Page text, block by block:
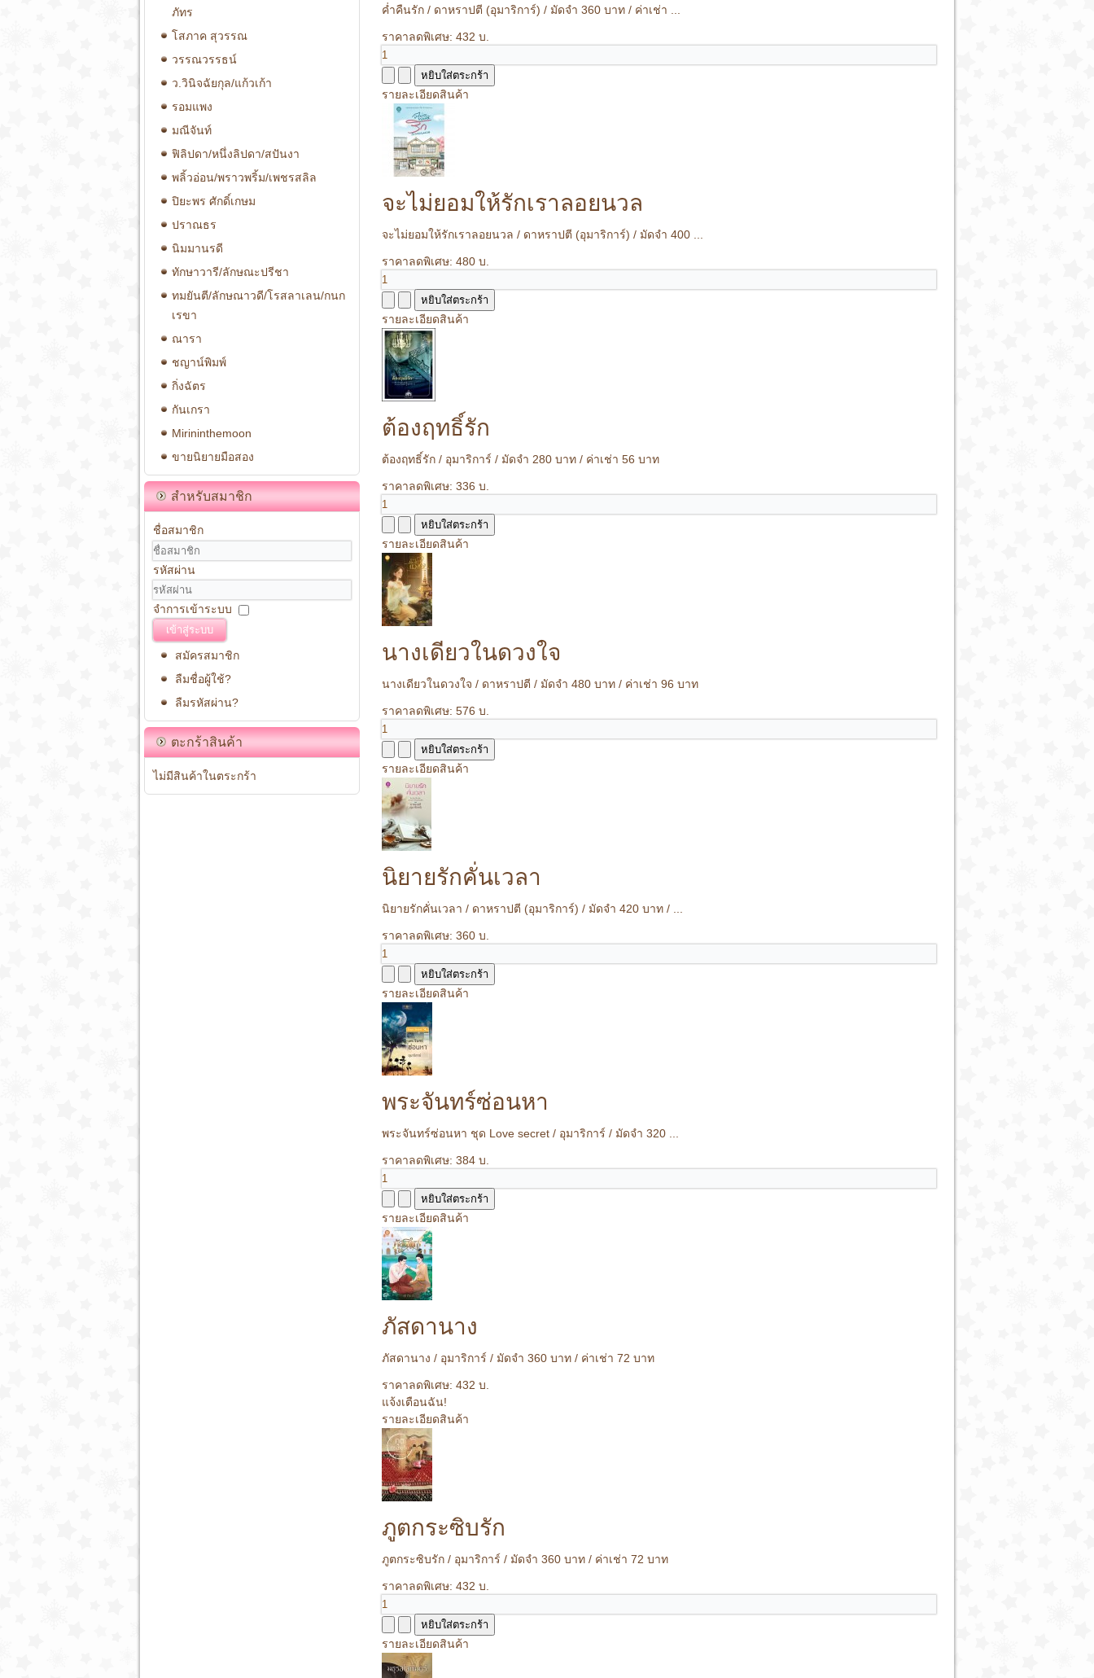
ภัทร
โสภาค สุวรรณ
วรรณวรรธน์
ว.วินิจฉัยกุล/แก้วเก้า
รอมแพง
มณีจันท์
ฟิลิปดา/หนึ่งลิปดา/สปันงา
พลิ้วอ่อน/พราวพริ้ม/เพชรสลิล
ปิยะพร ศักดิ์เกษม
ปราณธร
นิมมานรดี
ทักษาวารี/ลักษณะปรีชา
ทมยันตี/ลักษณาวดี/โรสลาเลน/กนก
เรขา
ณารา
ชญาน์พิมพ์
กิ่งฉัตร
กันเกรา
Mirininthemoon
ขายนิยายมือสอง
สำหรับสมาชิก
ชื่อสมาชิก
รหัสผ่าน
จำการเข้าระบบ
เข้าสู่ระบบ
สมัครสมาชิก
ลืมชื่อผู้ใช้?
ลืมรหัสผ่าน?
ตะกร้าสินค้า
ไม่มีสินค้าในตระกร้า
ค่ำคืนรัก / ดาหราปตี (อุมาริการ์) / มัดจำ 360 บาท / ค่าเช่า ...
ราคาลดพิเศษ: 432 บ.
รายละเอียดสินค้า
จะไม่ยอมให้รักเราลอยนวล
จะไม่ยอมให้รักเราลอยนวล / ดาหราปตี (อุมาริการ์) / มัดจำ 400 ...
ราคาลดพิเศษ: 480 บ.
รายละเอียดสินค้า
ต้องฤทธิ์รัก
ต้องฤทธิ์รัก / อุมาริการ์ / มัดจำ 280 บาท / ค่าเช่า 56 บาท
ราคาลดพิเศษ: 336 บ.
รายละเอียดสินค้า
นางเดียวในดวงใจ
นางเดียวในดวงใจ / ดาหราปตี / มัดจำ 480 บาท / ค่าเช่า 96 บาท
ราคาลดพิเศษ: 576 บ.
รายละเอียดสินค้า
นิยายรักคั่นเวลา
นิยายรักคั่นเวลา / ดาหราปตี (อุมาริการ์) / มัดจำ 420 บาท / ...
ราคาลดพิเศษ: 360 บ.
รายละเอียดสินค้า
พระจันทร์ซ่อนหา
พระจันทร์ซ่อนหา ชุด Love secret / อุมาริการ์ / มัดจำ 320 ...
ราคาลดพิเศษ: 384 บ.
รายละเอียดสินค้า
ภัสดานาง
ภัสดานาง / อุมาริการ์ / มัดจำ 360 บาท / ค่าเช่า 72 บาท
ราคาลดพิเศษ: 432 บ.
แจ้งเตือนฉัน!
รายละเอียดสินค้า
ภูตกระซิบรัก
ภูตกระซิบรัก / อุมาริการ์ / มัดจำ 360 บาท / ค่าเช่า 72 บาท
ราคาลดพิเศษ: 432 บ.
รายละเอียดสินค้า